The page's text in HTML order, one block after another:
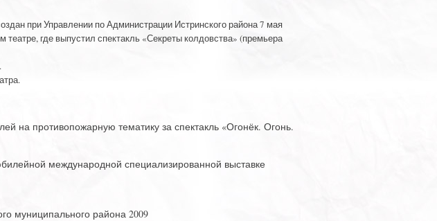
при Управлении по Администрации Истринского района 7 мая
где выпустил спектакль «Секреты колдовства» (премьера
на противопожарную тематику за спектакль «Огонёк. Огонь.
международной специализированной выставке
муниципального района 2009